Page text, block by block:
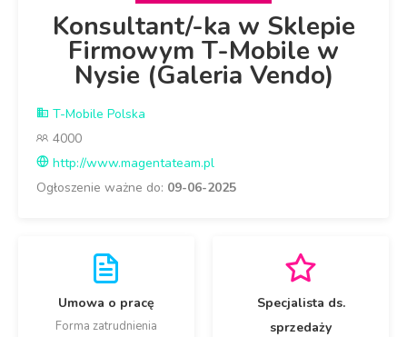
Konsultant/-ka w Sklepie
Firmowym T-Mobile w
Nysie (Galeria Vendo)
T-Mobile Polska
4000
http://www.magentateam.pl
Ogłoszenie ważne do: 09-06-2025
Umowa o pracę
Forma zatrudnienia
Specjalista ds.
sprzedaży